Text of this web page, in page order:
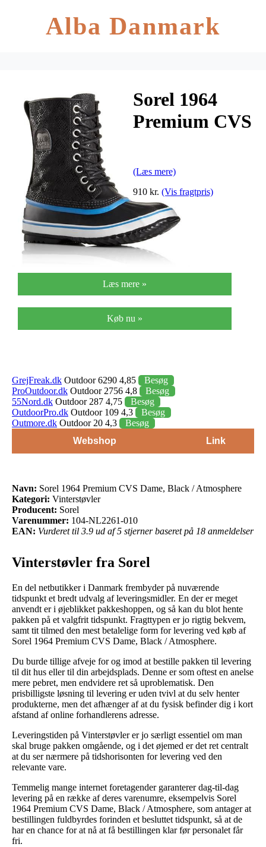
Alba Danmark
Sorel 1964
Premium CVS
Atmosphere
(Læs mere)
910 kr. (Vis fragtpris)
Læs mere »
Køb nu »
GrejFreak.dk Outdoor 6290 4,85
Besøg
ProOutdoor.dk Outdoor 2756 4,8
Besøg
55Nord.dk Outdoor 287 4,75
Besøg
OutdoorPro.dk Outdoor 109 4,3
Besøg
Outmore.dk Outdoor 20 4,3
Besøg
Webshop
Link
Navn: Sorel 1964 Premium CVS Dame, Black / Atmosphere
Kategori: Vinterstøvler
Producent: Sorel
Varenummer: 104-NL2261-010
EAN: Vurderet til 3.9 ud af 5 stjerner baseret på 18 anmeldelser
Vinterstøvler fra Sorel
En del netbutikker i Danmark frembyder på nuværende
tidspunkt et bredt udvalg af leveringsmidler. En der er meget
anvendt er i øjeblikket pakkeshoppen, og så kan du blot hente
pakken på et valgfrit tidspunkt. Fragttypen er jo rigtig bekvem,
samt tit tilmed den mest betalelige form for levering ved køb af
Sorel 1964 Premium CVS Dame, Black / Atmosphere.
Du burde tillige afveje for og imod at bestille pakken til levering
til dit hus eller til din arbejdsplads. Denne er som oftest en anelse
mere pebret, men endvidere ret så uproblematisk. Den
prisbilligste løsning til levering er uden tvivl at du selv henter
produkterne, men det afhænger af at du fysisk befinder dig i kort
afstand af online forhandlerens adresse.
Leveringstiden på Vinterstøvler er jo særligt essentiel om man
skal bruge pakken omgående, og i det øjemed er det ret centralt
at du ser nærmere på tidshorisonten for levering ved den
relevante vare.
Temmelig mange internet foretagender garanterer dag-til-dag
levering på en række af deres varenumre, eksempelvis Sorel
1964 Premium CVS Dame, Black / Atmosphere, som antager at
bestillingen fuldbyrdes forinden et besluttet tidspunkt, så at de
har en chance for at nå at få bestillingen klar før personalet får
fri.